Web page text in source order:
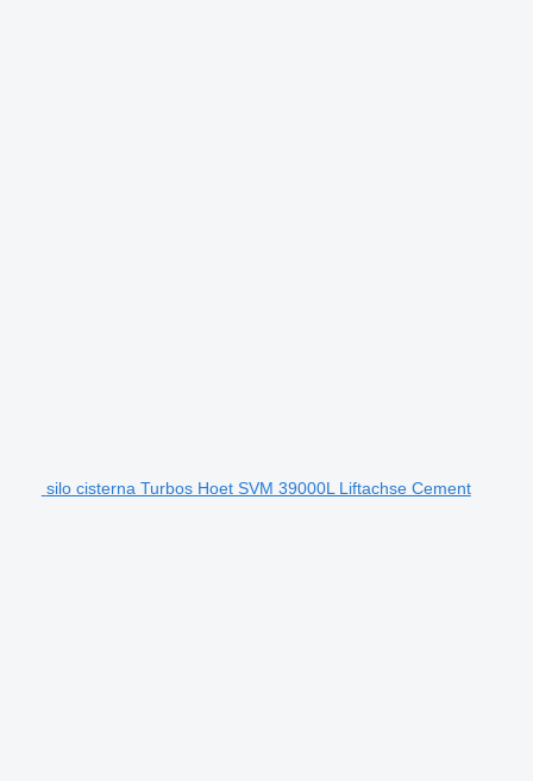
silo cisterna Turbos Hoet SVM 39000L Liftachse Cement